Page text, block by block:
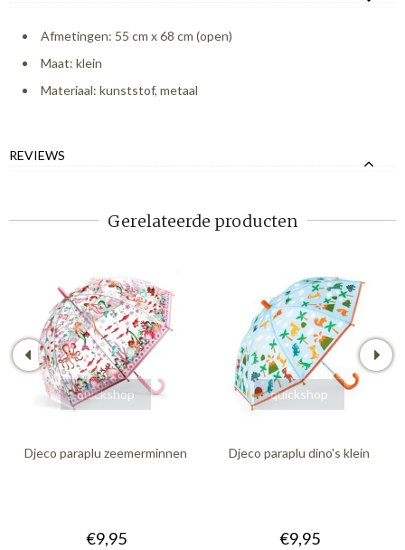
Afmetingen: 55 cm x 68 cm (open)
Maat: klein
Materiaal: kunststof, metaal
REVIEWS
Gerelateerde producten
quickshop
Djeco paraplu zeemerminnen
€9,95
quickshop
Djeco paraplu dino's klein
€9,95